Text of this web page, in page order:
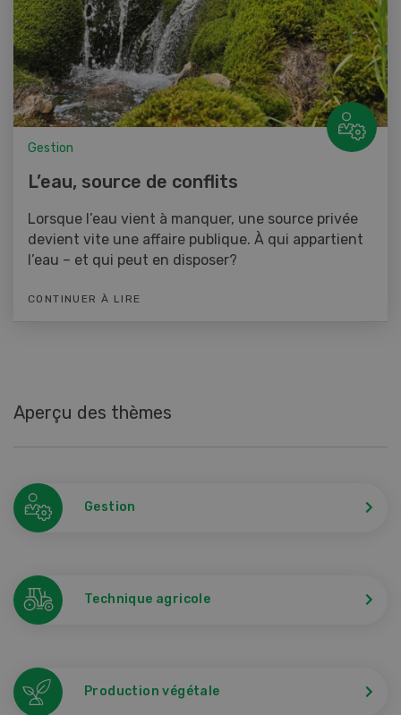
Gestion
L’eau, source de conflits
Lorsque l’eau vient à manquer, une source privée
devient vite une affaire publique. À qui appartient
l’eau – et qui peut en disposer?
CONTINUER À LIRE
Aperçu des thèmes
Gestion
Technique agricole
Production végétale